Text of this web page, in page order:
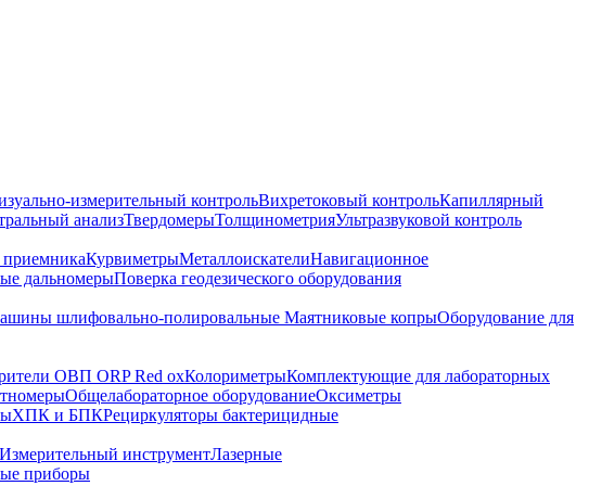
измерительный контрольВихретоковый контрольКапиллярный
анализТвердомерыТолщинометрияУльтразвуковой контроль
КурвиметрыМеталлоискателиНавигационное
дальномерыПоверка геодезического оборудования
шлифовально-полировальные Маятниковые копрыОборудование для
ОВП ORP Red oxКолориметрыКомплектующие для лабораторных
Общелабораторное оборудованиеОксиметры
ХПК и БПКРециркуляторы бактерицидные
Измерительный инструментЛазерные
приборы